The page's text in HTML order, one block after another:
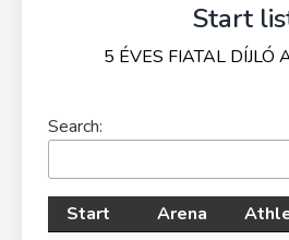
Start
5 ÉVES FIATAL DÍJLÓ
Search:
Start Arena